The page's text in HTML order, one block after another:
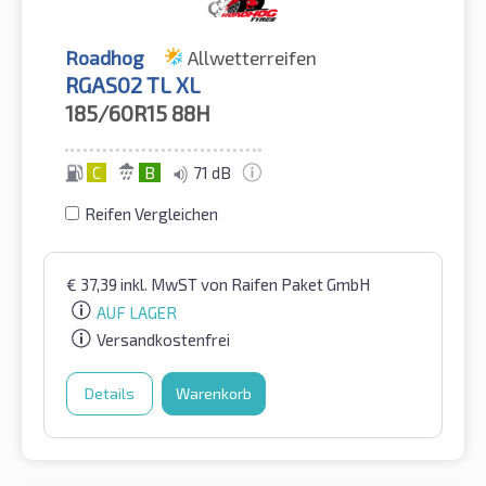
Roadhog Allwetterreifen
RGAS02 TL XL
185/60R15 88H
C B 71 dB
Reifen Vergleichen
€ 37,39 inkl. MwSTvon Raifen Paket GmbH
AUF LAGER
Versandkostenfrei
Details Warenkorb